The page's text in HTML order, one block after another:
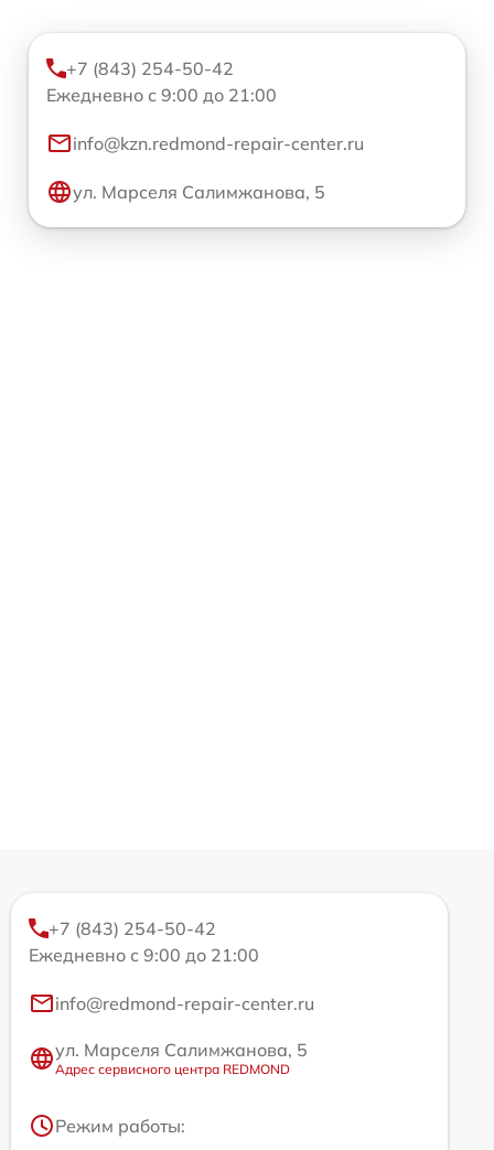
+7 (843) 254-50-42
Ежедневно с 9:00 до 21:00
info@kzn.redmond-repair-center.ru
ул. Марселя Салимжанова, 5
+7 (843) 254-50-42
Ежедневно с 9:00 до 21:00
info@redmond-repair-center.ru
ул. Марселя Салимжанова, 5
Адрес сервисного центра REDMOND
Режим работы: